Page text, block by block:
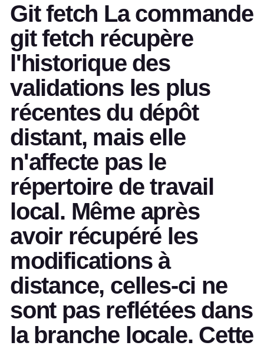
Git fetch La commande
git fetch récupère
l'historique des
validations les plus
récentes du dépôt
distant, mais elle
n'affecte pas le
répertoire de travail
local. Même après
avoir récupéré les
modifications à
distance, celles-ci ne
sont pas reflétées dans
la branche locale. Cette